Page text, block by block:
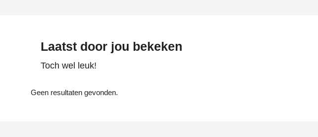
Laatst door jou bekeken
Toch wel leuk!
Geen resultaten gevonden.